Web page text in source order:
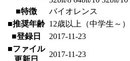
■特徴
バイオレンス
■推奨年齢 12歳以上（中学生～）
■登録日
2017-11-23
■ファイル
更新日
2017-11-23